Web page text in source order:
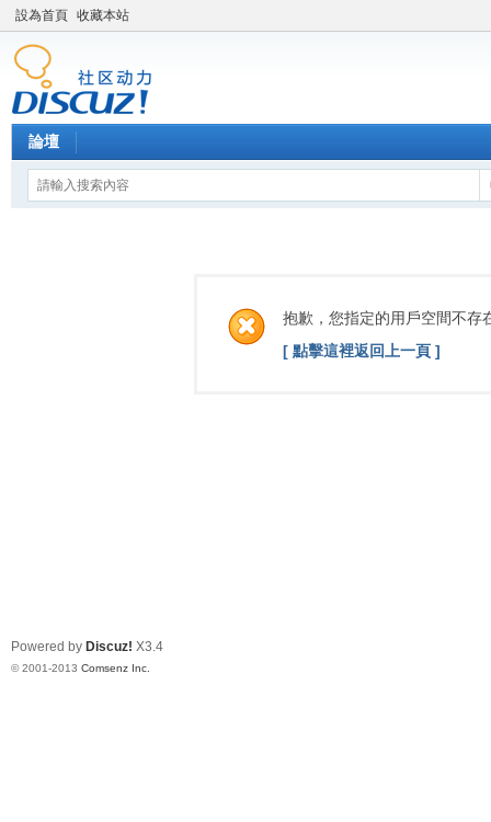
設為首頁 收藏本站
論壇
抱歉，您指定的用戶空間不存
[ 點擊這裡返回上一頁 ]
Powered by Discuz! X3.4
© 2001-2013 Comsenz Inc.